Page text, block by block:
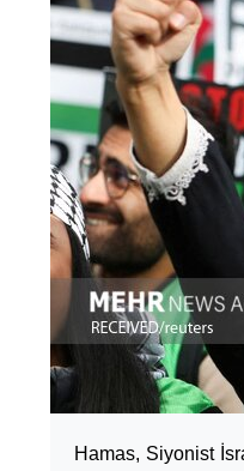
Hamas, Siyonist